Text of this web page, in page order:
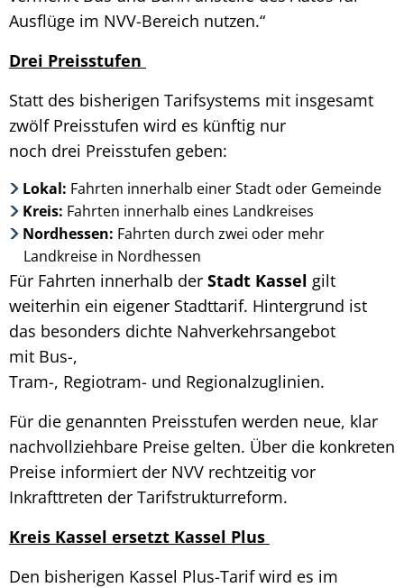
Ausflüge im NVV-Bereich nutzen.“
Drei Preisstufen
Statt des bisherigen Tarifsystems mit insgesamt
zwölf Preisstufen wird es künftig nur
noch drei Preisstufen geben:
Lokal: Fahrten innerhalb einer Stadt oder Gemeinde
Kreis: Fahrten innerhalb eines Landkreises
Nordhessen: Fahrten durch zwei oder mehr
Landkreise in Nordhessen
Für Fahrten innerhalb der Stadt Kassel gilt
weiterhin ein eigener Stadttarif. Hintergrund ist
das besonders dichte Nahverkehrsangebot
mit Bus-,
Tram-, Regiotram- und Regionalzuglinien.
Für die genannten Preisstufen werden neue, klar
nachvollziehbare Preise gelten. Über die konkreten
Preise informiert der NVV rechtzeitig vor
Inkrafttreten der Tarifstrukturreform.
Kreis Kassel ersetzt Kassel Plus
Den bisherigen Kassel Plus-Tarif wird es im